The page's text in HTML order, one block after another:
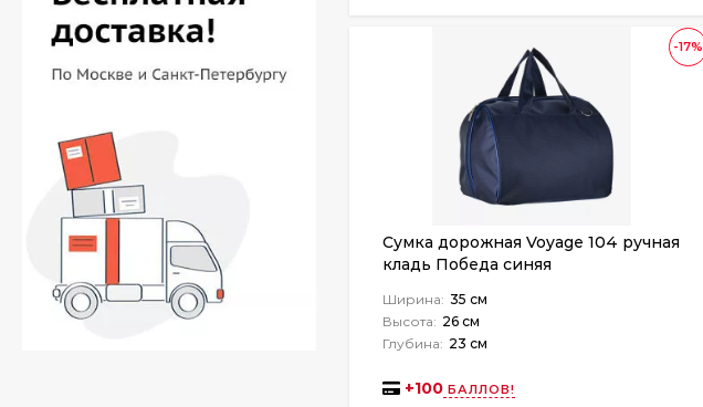
-17%
Сумка дорожная Voyage 104 ручная
кладь Победа синяя
Ширина: 35 см
Высота: 26 см
Глубина: 23 см
+100 БАЛЛОВ!